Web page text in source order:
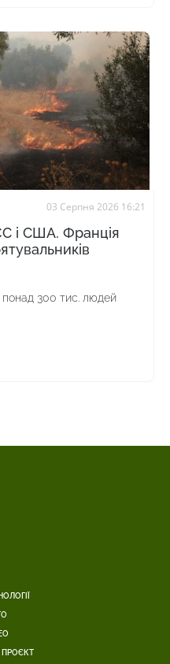
03 Серпня 2026 16:21
і США. Франція
300 тис. людей
ПРОЄКТ